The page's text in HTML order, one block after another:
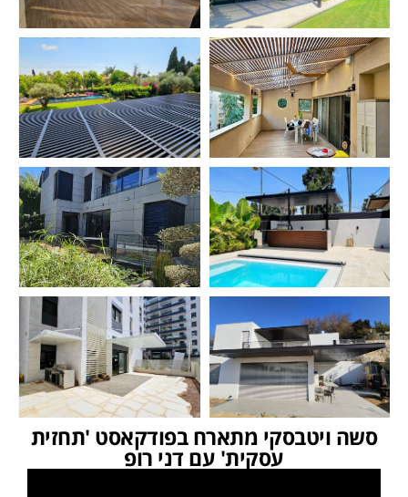
סשה ויטבסקי מתארח בפודקאסט 'תחזית
עסקית' עם דני רופ